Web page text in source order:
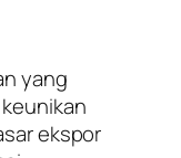
yang
ekspor